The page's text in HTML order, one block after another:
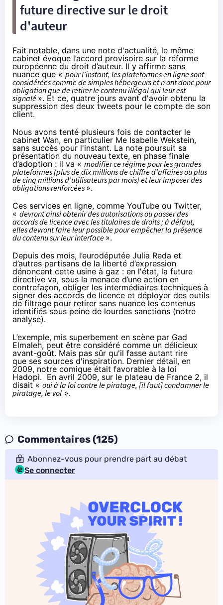
future directive sur le droit
d'auteur
Fait notable, dans une note d'actualité, le même
cabinet évoque l’accord provisoire sur la réforme
européenne du droit d’auteur. Il y affirme sans
nuance que « pour l’instant, les plateformes en ligne sont
considérées comme de simples hébergeurs et n’ont donc pour
obligation que de retirer le contenu illégal qui leur est
signalé ». Et ce, quatre jours avant d'avoir obtenu la
suppression des deux tweets pour le compte de son
client.
Nous avons tenté plusieurs fois de contacter le
cabinet Wan, en particulier Me Isabelle Wekstein,
sans succès pour l'instant. La note poursuit sa
présentation du nouveau texte, en phase finale
d’adoption : il va « modifier ce régime pour les grandes
plateformes (plus de dix millions de chiffre d’affaires ou plus
de cinq millions d’utilisateurs par mois) et leur imposer des
obligations renforcées ».
Ces services en ligne, comme YouTube ou Twitter,
« devront ainsi obtenir des autorisations ou passer des
accords de licence avec les titulaires de droits ; à défaut,
elles devront faire leur possible pour empêcher la présence
du contenu sur leur interface ».
Depuis des mois, l’eurodéputée Julia Reda et
d’autres partisans de la liberté d’expression
dénoncent cette usine à gaz : en l'état, la future
directive va, sous la menace d’une action en
contrefaçon, obliger les intermédiaires techniques à
signer des accords de licence et déployer des outils
de filtrage pour retirer sans nuance les contenus
identifiés sous peine de lourdes sanctions (notre
analyse).
L’exemple, mis superbement en scène par Gad
Elmaleh, peut être considéré comme un délicieux
avant-goût. Mais pas sûr qu'il fasse autant rire
que ses sources d'inspiration. Dernier détail, en
2009, notre comique était favorable à la loi
Hadopi. En avril 2009, sur le plateau de France 2, il
disait « oui à la loi contre le piratage, [il faut] condamner le
piratage, le vol ».
Commentaires (125)
Abonnez-vous pour prendre part au débat
Se connecter